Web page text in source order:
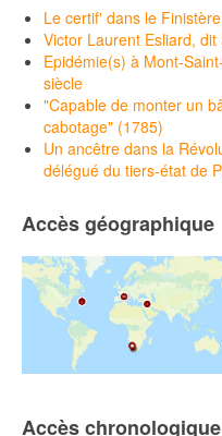
Le certif' dans le Finistère
Victor Laurent Esliard,
Epidémie(s) à Mont-
siècle
"Capable de monter un
cabotage" (1785)
Un ancêtre dans la
délégué du tiers-état de
Accès géographique
Accès chronologique